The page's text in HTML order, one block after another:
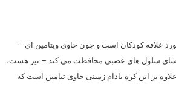
علاقه کودکان است و چون حاوی ویتامین ای –
سلول های عصبی محافظت می کند – نیز هست،
بر این کره بادام زمینی حاوی تیامین است که